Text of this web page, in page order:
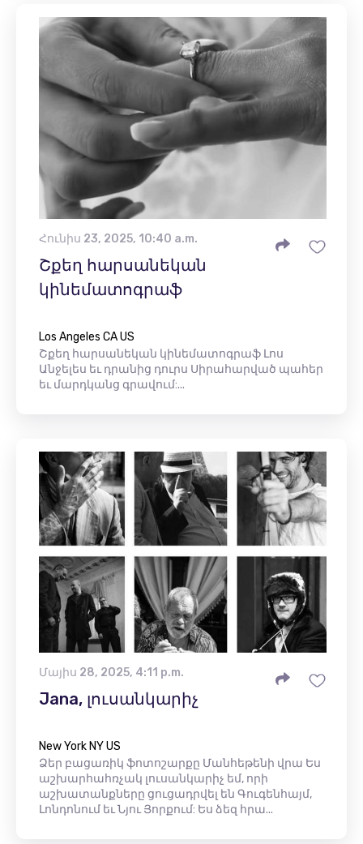
Հունիս 23, 2025, 10:40 a.m.
Շքեղ հարսանեկան
կինեմատոգրաֆ
Los Angeles CA US
Շքեղ հարսանեկան կինեմատոգրաֆ Լոս
Անջելես եւ դրանից դուրս Սիրահարված պահեր
եւ մարդկանց գրավում:...
Մայիս 28, 2025, 4:11 p.m.
Jana, լուսանկարիչ
New York NY US
Ձեր բացառիկ ֆոտոշարքը Մանհեթենի վրա Ես
աշխարհահռչակ լուսանկարիչ եմ, որի
աշխատանքները ցուցադրվել են Գուգենհայմ,
Լոնդոնում եւ Նյու Յորքում: Ես ձեզ հրա...